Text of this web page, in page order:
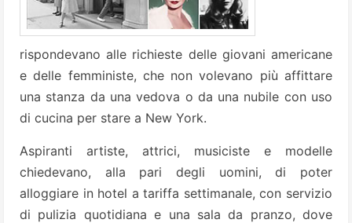
rispondevano alle richieste delle giovani americane
e delle femministe, che non volevano più affittare
una stanza da una vedova o da una nubile con uso
di cucina per stare a New York.
Aspiranti artiste, attrici, musiciste e modelle
chiedevano, alla pari degli uomini, di poter
alloggiare in hotel a tariffa settimanale, con servizio
di pulizia quotidiana e una sala da pranzo, dove